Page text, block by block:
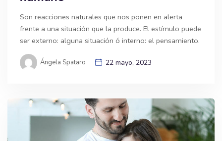
Son reacciones naturales que nos ponen en alerta
frente a una situación que la produce. El estímulo puede
ser externo: alguna situación ó interno: el pensamiento.
Ángela Spataro 22 mayo, 2023